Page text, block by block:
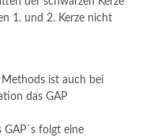
1. und 2. Kerze nicht
ist auch bei
das GAP
folgt eine